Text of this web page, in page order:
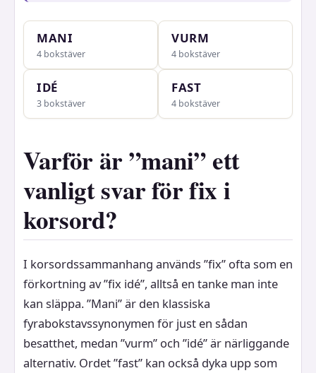
MANI
4 bokstäver
VURM
4 bokstäver
IDÉ
3 bokstäver
FAST
4 bokstäver
Varför är ”mani” ett
vanligt svar för fix i
korsord?
I korsordssammanhang används ”fix” ofta som en
förkortning av ”fix idé”, alltså en tanke man inte
kan släppa. ”Mani” är den klassiska
fyrabokstavssynonymen för just en sådan
besatthet, medan ”vurm” och ”idé” är närliggande
alternativ. Ordet ”fast” kan också dyka upp som